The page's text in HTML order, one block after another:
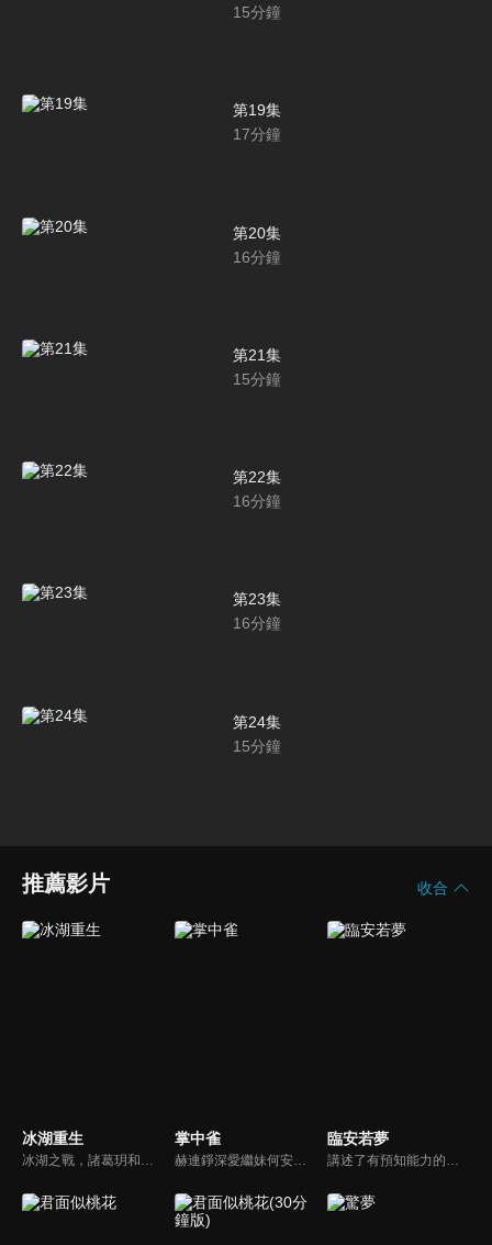
15分鐘
第19集
17分鐘
第20集
16分鐘
第21集
15分鐘
第22集
16分鐘
第23集
16分鐘
第24集
15分鐘
推薦影片 收合
冰湖重生
冰湖之戰，諸葛玥和楚喬落入冰湖，楚喬被燕洵所救，得知諸葛玥已死，她尋機刺殺燕洵，為諸葛玥報仇。楚喬在卞唐幾次三番受到一位神秘男子的幫助，她有種似曾相識的感覺，不禁懷疑諸葛玥還活著。燕洵變本加厲，掀起四國紛亂。最終，楚喬能否平定天下並再與諸葛玥重聚？
掌中雀
赫連錚深愛繼妹何安然，卻目睹何父囚禁母親致死。五年後赫連錚以督軍身份回歸，他抓捕繼父強娶繼妹為母親復仇。陌雨棠兒時與赫連錚相依為命，卻因赫連錚而瘸了一條腿，多年後重聚，陌雨棠絕美戲妝之後卻藏著刺骨恨意...
臨安若夢
講述了有預知能力的丞相府嫡女姜若璃與身負十世輪迴之謎的國公府世子霍臨川相遇後，從盟友逐漸互生情愫，歷經家族權謀與身世糾葛，最終破除詛咒相守一生的故事。